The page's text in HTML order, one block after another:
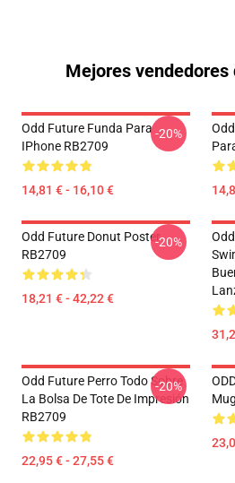
Mejores vendedores
Odd Future Funda Para
IPhone RB2709
14,81 € - 16,10 €
-20%
Odd Future Donut Poster
RB2709
18,21 € - 42,22 €
-20%
Odd Future Perro Todo Sobre
La Bolsa De Tote De Impresión
RB2709
22,95 € - 27,55 €
-20%